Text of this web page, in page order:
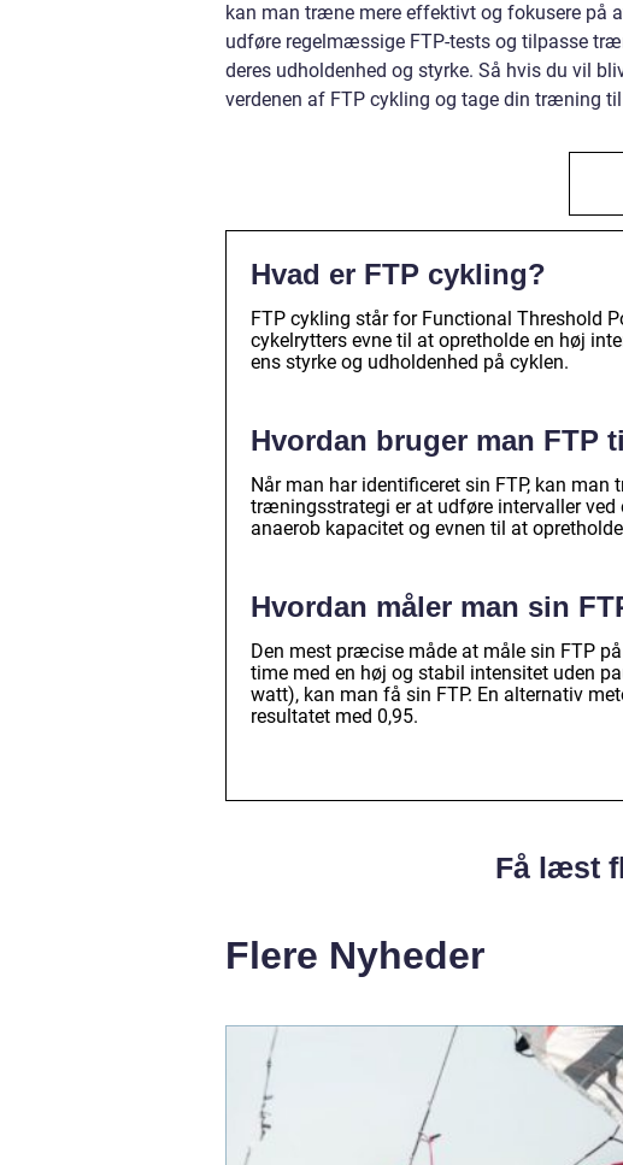
kan man træne mere effektivt og fokusere på
udføre regelmæssige FTP-tests og tilpasse
deres udholdenhed og styrke. Så hvis du vil
verdenen af FTP cykling og tage din træning
Hvad er FTP cykling?
FTP cykling står for Functional Threshold
cykelrytters evne til at opretholde en høj
ens styrke og udholdenhed på cyklen.
Hvordan bruger man FTP
Når man har identificeret sin FTP, kan
træningsstrategi er at udføre intervaller ved
anaerob kapacitet og evnen til at
Hvordan måler man sin
Den mest præcise måde at måle sin FTP
time med en høj og stabil intensitet uden
watt), kan man få sin FTP. En alternativ
resultatet med 0,95.
Få læst
Flere Nyheder